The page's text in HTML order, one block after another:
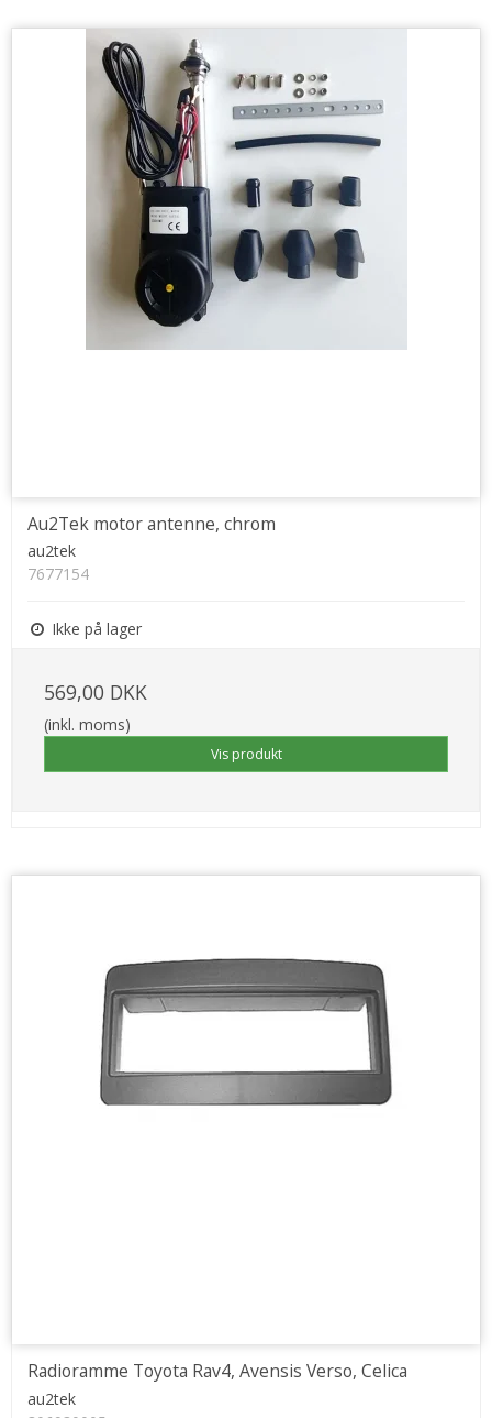
Au2Tek motor antenne, chrom
au2tek
7677154
Ikke på lager
569,00 DKK
(inkl. moms)
Vis produkt
Radioramme Toyota Rav4, Avensis Verso, Celica
au2tek